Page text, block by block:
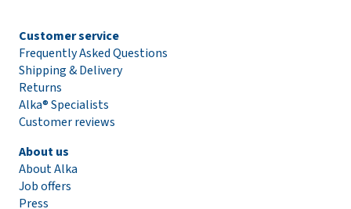
Customer service
Frequently Asked Questions
Shipping & Delivery
Returns
Alka® Specialists
Customer reviews
About us
About Alka
Job offers
Press